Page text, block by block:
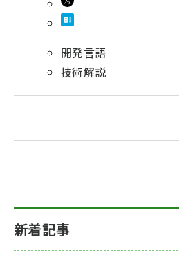
開発言語
技術解説
新着記事